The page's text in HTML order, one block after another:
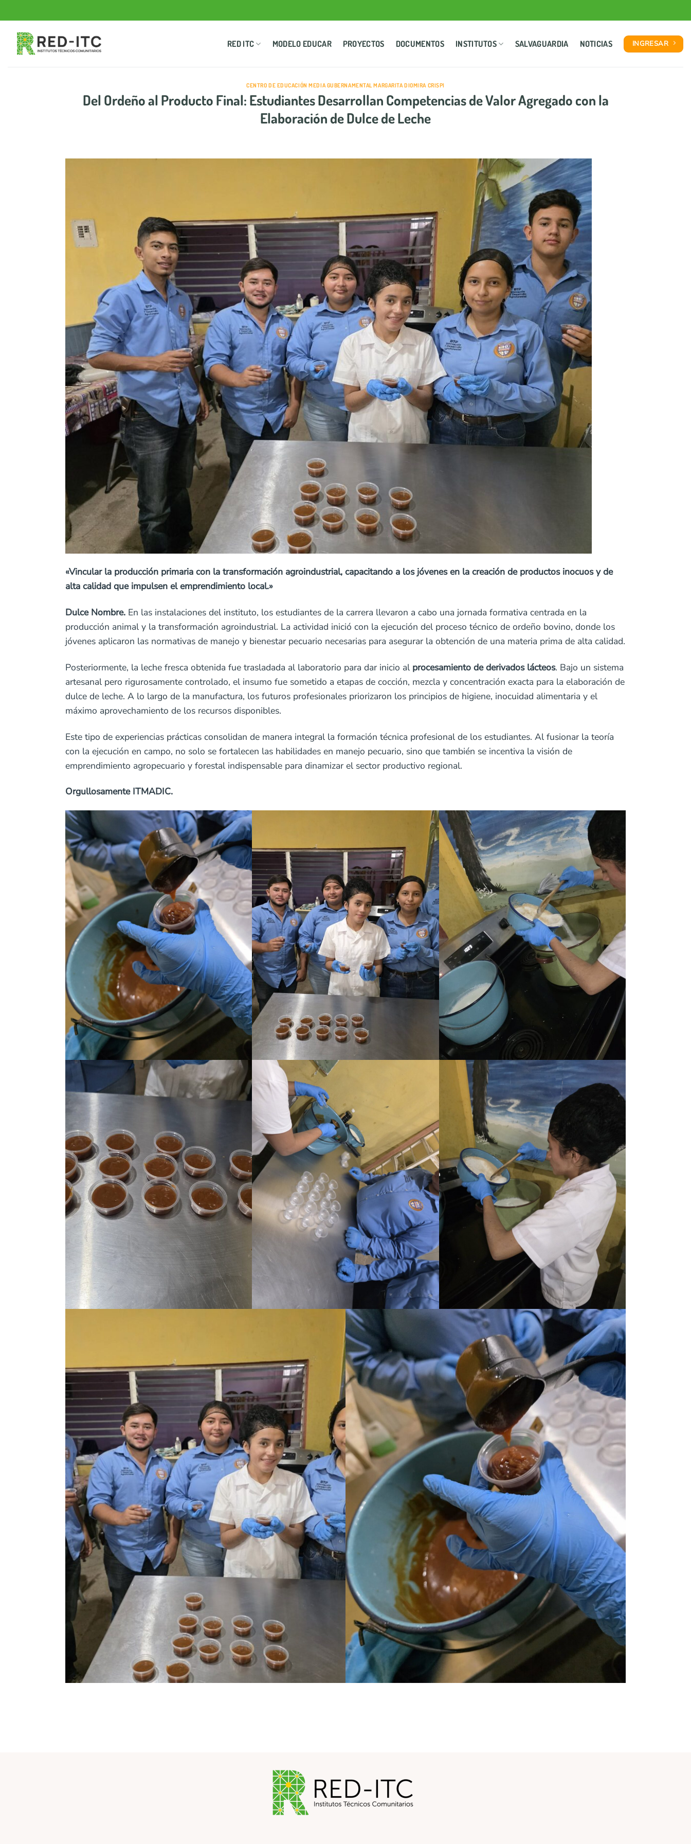
al
contenido
RED ITC MODELO EDUCAR PROYECTOS DOCUMENTOS INSTITUTOS SALVAGUARDIA NOTICIAS INGRESAR
CENTRO DE EDUCACIÓN MEDIA GUBERNAMENTAL MARGARITA DIOMIRA CRISPI
Del Ordeño al Producto Final: Estudiantes Desarrollan Competencias de Valor Agregado con la
Elaboración de Dulce de Leche
«Vincular la producción primaria con la transformación agroindustrial, capacitando a los jóvenes en la creación de productos inocuos y de
alta calidad que impulsen el emprendimiento local.»
Dulce Nombre. En las instalaciones del instituto, los estudiantes de la carrera llevaron a cabo una jornada formativa centrada en la
producción animal y la transformación agroindustrial. La actividad inició con la ejecución del proceso técnico de ordeño bovino, donde los
jóvenes aplicaron las normativas de manejo y bienestar pecuario necesarias para asegurar la obtención de una materia prima de alta calidad.
Posteriormente, la leche fresca obtenida fue trasladada al laboratorio para dar inicio al procesamiento de derivados lácteos. Bajo un sistema
artesanal pero rigurosamente controlado, el insumo fue sometido a etapas de cocción, mezcla y concentración exacta para la elaboración de
dulce de leche. A lo largo de la manufactura, los futuros profesionales priorizaron los principios de higiene, inocuidad alimentaria y el
máximo aprovechamiento de los recursos disponibles.
Este tipo de experiencias prácticas consolidan de manera integral la formación técnica profesional de los estudiantes. Al fusionar la teoría
con la ejecución en campo, no solo se fortalecen las habilidades en manejo pecuario, sino que también se incentiva la visión de
emprendimiento agropecuario y forestal indispensable para dinamizar el sector productivo regional.
Orgullosamente ITMADIC.